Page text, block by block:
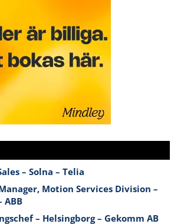
– Solna – Telia
Motion Services Division –
ABB
– Helsingborg – Gekomm AB